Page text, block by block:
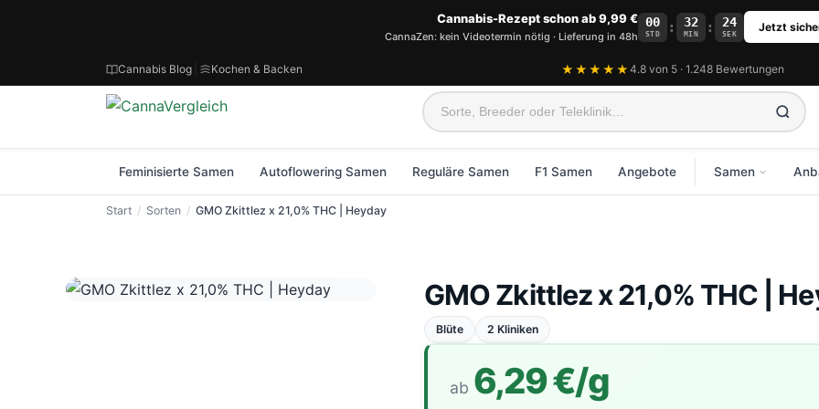
Cannabis-Rezept schon ab 9,99 €
CannaZen: kein Videotermin nötig · Lieferung in 48h
00
STD : 32
MIN : 24
SEK Jetzt
Cannabis Blog Kochen & Backen ★★★★★ 4.8 von 5 · 1.248 Bewertungen
Feminisierte Samen Autoflowering Samen Reguläre Samen F1 Samen Angebote Samen
Autoflowering
F1 Samen
Start Sorten GMO Zkittlez x 21,0% THC | Heyday
GMO Zkittlez x 21,0% THC |
Blüte 2 Kliniken
ab 6,29 €/g